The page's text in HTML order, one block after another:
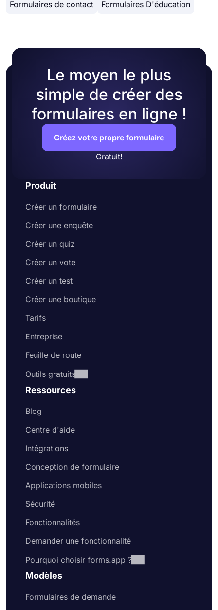
informations de base telles que le nom complet,
jugez utile.
Formulaires de contact Formulaires D'éducation
Le moyen le plus
simple de créer des
formulaires en ligne !
Créez votre propre formulaire
Gratuit!
Produit
Créer un formulaire
Créer une enquête
Créer un quiz
Créer un vote
Créer un test
Créer une boutique
Tarifs
Entreprise
Feuille de route
Outils gratuits
Ressources
Blog
Centre d'aide
Intégrations
Conception de formulaire
Applications mobiles
Sécurité
Fonctionnalités
Demander une fonctionnalité
Pourquoi choisir forms.app ?
Modèles
Formulaires de demande